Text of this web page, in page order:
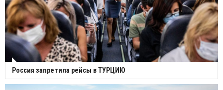
Россия запретила рейсы в ТУРЦИЮ